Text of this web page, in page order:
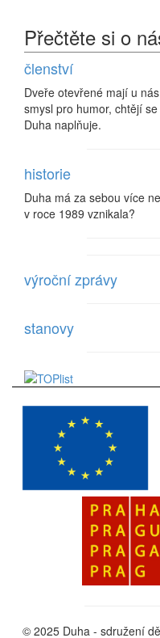
Přečtěte si o
členství
Dveře otevřené mají u
smysl pro humor, chtějí
Duha naplňuje.
historie
Duha má za sebou více
v roce 1989 vznikala?
výroční zprávy
stanovy
© 2025 Duha - sdružení